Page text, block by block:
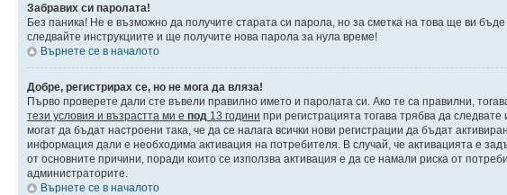
Забравих си паролата!
Без паника! Не е възможно да получите старата си парола, но за сметка на това ще ви
следвайте инструкциите и ще получите нова парола за нула време!
Върнете се в началото
Добре, регистрирах се, но не мога да вляза!
Първо проверете дали сте въвели правилно името и паролата си. Ако те са правилни,
тези условия и възрастта ми е под 13 години при регистрацията тогава трябва да
могат да бъдат настроени така, че да се налага всички нови регистрации да бъдат
информация дали е необходима активация на потребителя. В случай, че активацията е
от основните причини, поради които се използва активация е да се намали риска от
администраторите.
Върнете се в началото